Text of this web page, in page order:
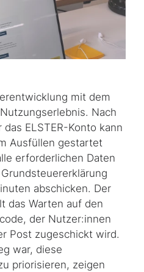
mit dem
Nach
ELSTER-Konto kann
Ausfüllen gestartet
erforderlichen Daten
abschicken. Der
das Warten auf den
der Nutzer:innen
Post zugeschickt wird.
war, diese
priorisieren, zeigen